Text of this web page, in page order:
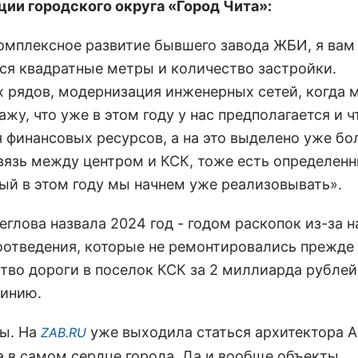
городского округа «Город Чита»:
развитие бывшего завода ЖБИ, я вам
квадратные метры и количество застройки.
рядов, модернизация инженерных сетей, когда
что уже в этом году у нас предполагается и
ресурсов, а на это выделено уже
между центром и КСК, тоже есть
в этом году мы начнем уже реализовывать».
назвала 2024 год - годом раскопок из-за
которые не ремонтировались прежде
дороги в поселок КСК за 2 миллиарда
На ZAB.RU уже выходила статься архитектора